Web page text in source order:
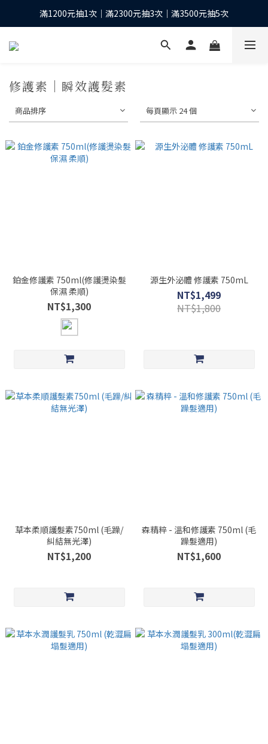
下單抽10股台積電之等值現金*
滿1200元抽1次｜滿2300元抽3次｜滿3500元抽5次
全館滿1200元再享免運優惠
修護素｜瞬效護髮素
商品排序 每頁顯示 24 個
鉑金修護素 750ml(修護燙染髮
保濕 柔順)
NT$1,300
源生外泌體 修護素 750mL
NT$1,499
NT$1,800
草本柔順護髮素750ml (毛躁/
糾結無光澤)
NT$1,200
森精粹 - 溫和修護素 750ml (毛
躁髮適用)
NT$1,600